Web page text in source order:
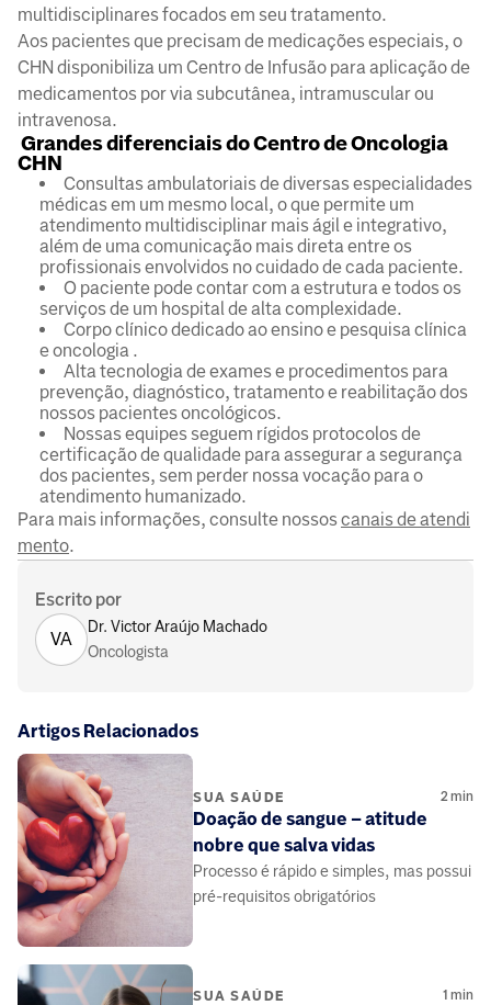
multidisciplinares focados em seu tratamento.
Aos pacientes que precisam de medicações especiais, o
CHN disponibiliza um Centro de Infusão para aplicação de
medicamentos por via subcutânea, intramuscular ou
intravenosa.
Grandes diferenciais do Centro de Oncologia
CHN
Consultas ambulatoriais de diversas especialidades
médicas em um mesmo local, o que permite um
atendimento multidisciplinar mais ágil e integrativo,
além de uma comunicação mais direta entre os
profissionais envolvidos no cuidado de cada paciente.
O paciente pode contar com a estrutura e todos os
serviços de um hospital de alta complexidade.
Corpo clínico dedicado ao ensino e pesquisa clínica
e oncologia .
Alta tecnologia de exames e procedimentos para
prevenção, diagnóstico, tratamento e reabilitação dos
nossos pacientes oncológicos.
Nossas equipes seguem rígidos protocolos de
certificação de qualidade para assegurar a segurança
dos pacientes, sem perder nossa vocação para o
atendimento humanizado.
Para mais informações, consulte nossoscanais de atendi
mento.
Escrito por
VA
Dr. Victor Araújo Machado
Oncologista
Artigos Relacionados
SUA SAÚDE 2min
Doação de sangue – atitude
nobre que salva vidas
Processo é rápido e simples, mas possui
pré-requisitos obrigatórios
SUA SAÚDE 1 min